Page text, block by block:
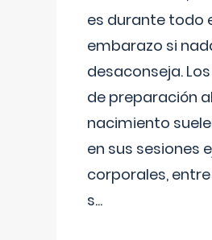
es durante todo
embarazo si
desaconseja.
de preparación al
nacimiento
en sus sesiones
corporales,
s...